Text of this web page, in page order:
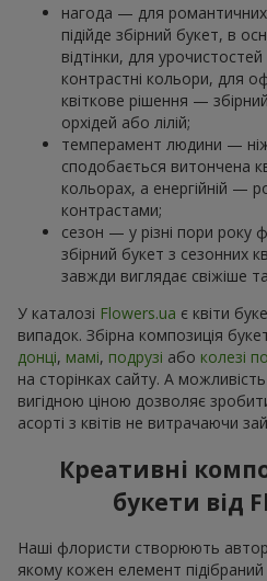
нагода — для
підійде збірний букет, в
відтінки, для
контрастні кольори, для
квіткове рішення —
орхідей або лілій;
темперамент людини —
сподобається витончена
кольорах, а енергійній —
контрастами;
сезон — у різні пори року
збірний букет з сезонних
завжди виглядає свіжіше
У каталозі Flowers.ua є квіти
випадок. Збірна композиція
донці, мамі, подрузі або колезі
на сторінках сайту. А
вигідною ціною дозволяє
асорті з квітів не витрачаючи
Креативні
букети від
Наші флористи створюють
якому кожен елемент